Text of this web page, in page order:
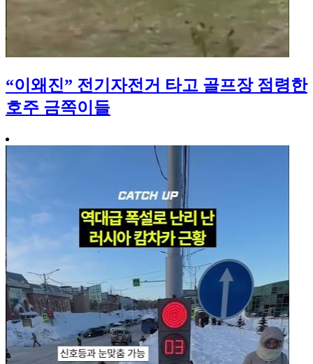
“이왜진” 전기자전거 타고 골프장 점령한
호주 금쪽이들